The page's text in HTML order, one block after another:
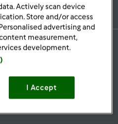
Actively scan device
Store and/or access
advertising and
measurement,
development.
I Accept